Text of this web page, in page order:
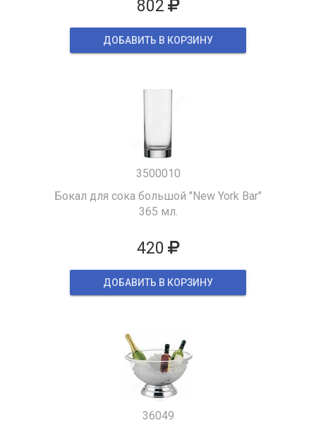
802
ДОБАВИТЬ В КОРЗИНУ
3500010
Бокал для сока большой "New York Bar"
365 мл.
420
ДОБАВИТЬ В КОРЗИНУ
36049